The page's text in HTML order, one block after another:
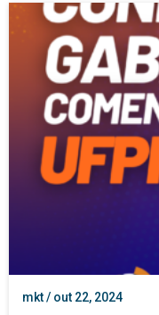
mkt / out 22, 2024